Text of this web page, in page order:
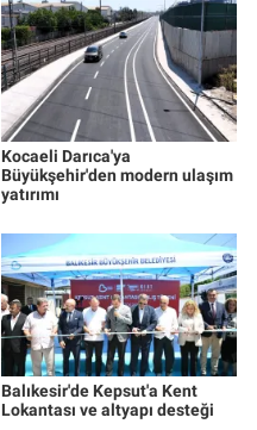
Kocaeli Darıca'ya
Büyükşehir'den modern ulaşım
yatırımı
Balıkesir'de Kepsut'a Kent
Lokantası ve altyapı desteği